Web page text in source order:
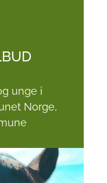
unge i
Norge,